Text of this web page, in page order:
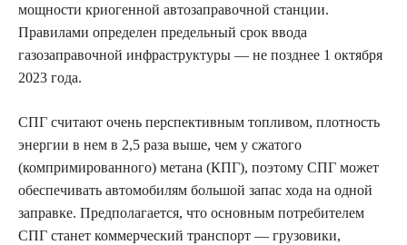
мощности криогенной автозаправочной станции.
Правилами определен предельный срок ввода
газозаправочной инфраструктуры — не позднее 1 октября
2023 года.
СПГ считают очень перспективным топливом, плотность
энергии в нем в 2,5 раза выше, чем у сжатого
(компримированного) метана (КПГ), поэтому СПГ может
обеспечивать автомобилям большой запас хода на одной
заправке. Предполагается, что основным потребителем
СПГ станет коммерческий транспорт — грузовики,